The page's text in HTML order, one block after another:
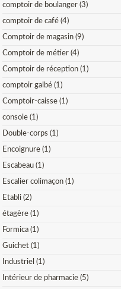
comptoir de boulanger (3)
comptoir de café (4)
Comptoir de magasin (9)
Comptoir de métier (4)
Comptoir de réception (1)
comptoir galbé (1)
Comptoir-caisse (1)
console (1)
Double-corps (1)
Encoignure (1)
Escabeau (1)
Escalier colimaçon (1)
Etabli (2)
étagère (1)
Formica (1)
Guichet (1)
Industriel (1)
Intérieur de pharmacie (5)